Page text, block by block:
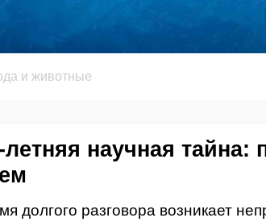
и животные
летняя научная
долгого разговора возникает